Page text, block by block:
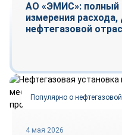
АО «ЭМИС»: полный
измерения расхода,
нефтегазовой
Популярно о
4 мая 2026